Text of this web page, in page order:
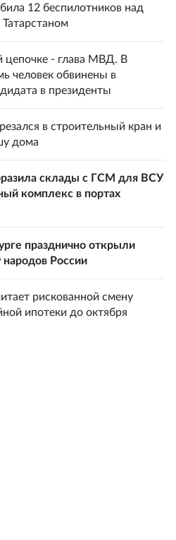
12 беспилотников над
цепочке - глава МВД. В
человек обвинены в
в президенты
в строительный кран и
дома
склады с ГСМ для ВСУ
комплекс в портах
празднично открыли
народов России
рискованной смену
ипотеки до октября